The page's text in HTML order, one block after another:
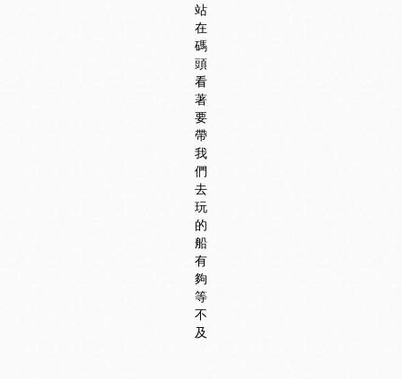
站
在
碼
頭
看
著
要
帶
我
們
去
玩
的
船
有
夠
等
不
及